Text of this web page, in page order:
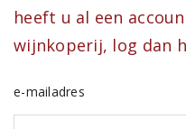
heeft u al een account bij jos beeres
wijnkoperij, log dan
e-mailadres